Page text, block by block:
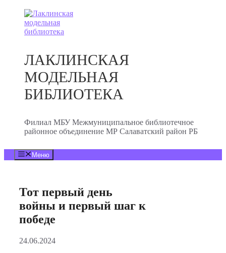
Перейти
содержимому
ЛАКЛИНСКАЯ
МОДЕЛЬНАЯ
БИБЛИОТЕКА
Филиал МБУ Межмуниципальное библиотечное
районное объединение МР Салаватский район РБ
Меню
Тот первый день
войны и первый шаг к
победе
24.06.2024